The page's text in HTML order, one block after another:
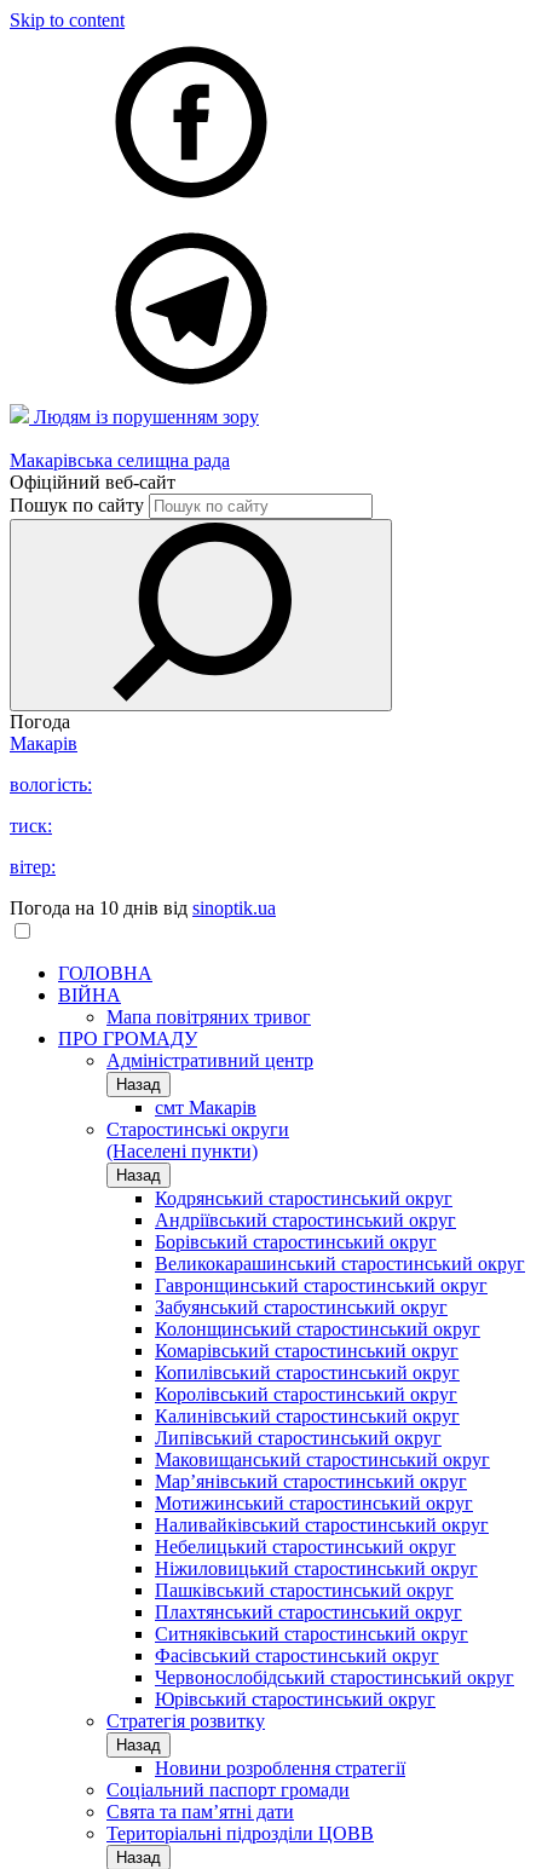
Skip to content
Людям із порушенням зору
Макарівська селищна рада
Офіційний веб-сайт
Пошук по сайту
Погода
Макарів
вологість:
тиск:
вітер:
Погода на 10 днів від sinoptik.ua
ГОЛОВНА
ВІЙНА
Мапа повітряних тривог
ПРО ГРОМАДУ
Aдміністративний центр
Назад
смт Макарів
Старостинські округи
(Населені пункти)
Назад
Кодрянський старостинський округ
Андріївський старостинський округ
Борівський старостинський округ
Великокарашинський старостинський округ
Гавронщинський старостинський округ
Забуянський старостинський округ
Колонщинський старостинський округ
Комарівський старостинський округ
Копилівський старостинський округ
Королівський старостинський округ
Калинівський старостинський округ
Липівський старостинський округ
Маковищанський старостинський округ
Мар’янівський старостинський округ
Мотижинський старостинський округ
Наливайківський старостинський округ
Небелицький старостинський округ
Ніжиловицький старостинський округ
Пашківський старостинський округ
Плахтянський старостинський округ
Ситняківський старостинський округ
Фасівський старостинський округ
Червонослобідський старостинський округ
Юрівський старостинський округ
Стратегія розвитку
Назад
Новини розроблення стратегії
Соціальний паспорт громади
Свята та пам’ятні дати
Територіальні підрозділи ЦОВВ
Назад